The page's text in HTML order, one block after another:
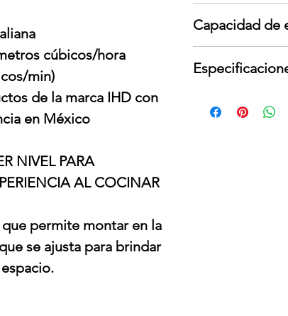
cúbicos/hora
min)
de la marca IHD con
en México
NIVEL PARA
AL COCINAR
permite montar en la
se ajusta para brindar
Ancho: 89.5 cm
Capacidad de
300 CFM
Frecuencia: 60 Hz